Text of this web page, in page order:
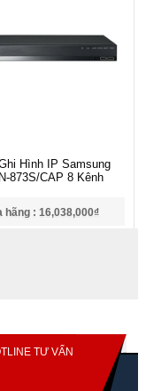
Hình IP Samsung
873S/CAP 8 Kênh
hãng : 16,038,000₫
TƯ VẤN